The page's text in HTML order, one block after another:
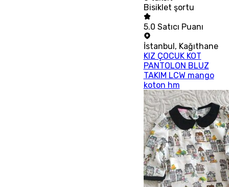
Bisiklet şortu
5.0 Satıcı Puanı
İstanbul, Kağıthane
KIZ ÇOCUK KOT
PANTOLON BLUZ
TAKIM LCW mango
koton hm